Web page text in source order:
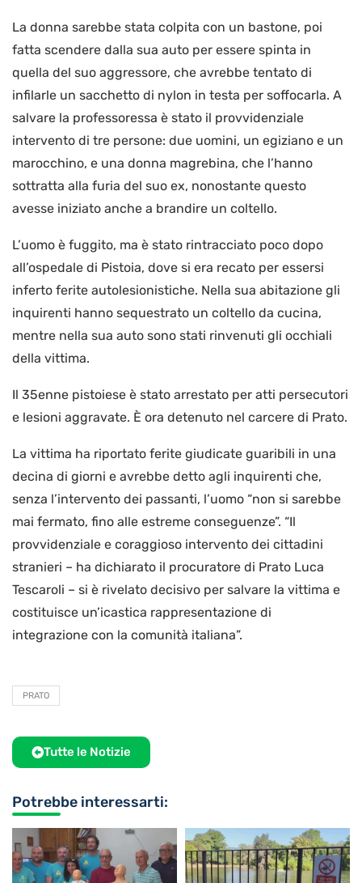
La donna sarebbe stata colpita con un bastone, poi
fatta scendere dalla sua auto per essere spinta in
quella del suo aggressore, che avrebbe tentato di
infilarle un sacchetto di nylon in testa per soffocarla. A
salvare la professoressa è stato il provvidenziale
intervento di tre persone: due uomini, un egiziano e un
marocchino, e una donna magrebina, che l’hanno
sottratta alla furia del suo ex, nonostante questo
avesse iniziato anche a brandire un coltello.
L’uomo è fuggito, ma è stato rintracciato poco dopo
all’ospedale di Pistoia, dove si era recato per essersi
inferto ferite autolesionistiche. Nella sua abitazione gli
inquirenti hanno sequestrato un coltello da cucina,
mentre nella sua auto sono stati rinvenuti gli occhiali
della vittima.
Il 35enne pistoiese è stato arrestato per atti persecutori
e lesioni aggravate. È ora detenuto nel carcere di Prato.
La vittima ha riportato ferite giudicate guaribili in una
decina di giorni e avrebbe detto agli inquirenti che,
senza l’intervento dei passanti, l’uomo “non si sarebbe
mai fermato, fino alle estreme conseguenze”. “Il
provvidenziale e coraggioso intervento dei cittadini
stranieri – ha dichiarato il procuratore di Prato Luca
Tescaroli – si è rivelato decisivo per salvare la vittima e
costituisce un’icastica rappresentazione di
integrazione con la comunità italiana”.
PRATO
Tutte le Notizie
Potrebbe interessarti: